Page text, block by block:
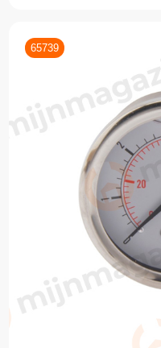
65739